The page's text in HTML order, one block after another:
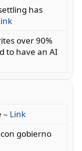
has
over 90%
to have an AI
– Link
gobierno